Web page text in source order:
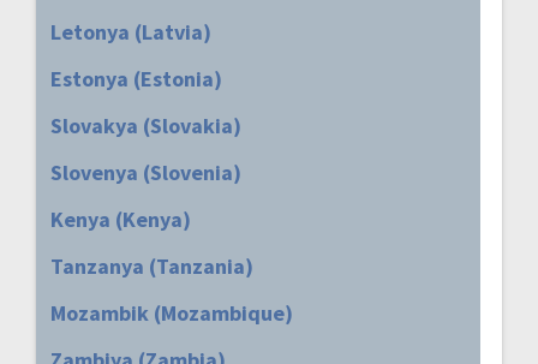
Letonya (Latvia)
Estonya (Estonia)
Slovakya (Slovakia)
Slovenya (Slovenia)
Kenya (Kenya)
Tanzanya (Tanzania)
Mozambik (Mozambique)